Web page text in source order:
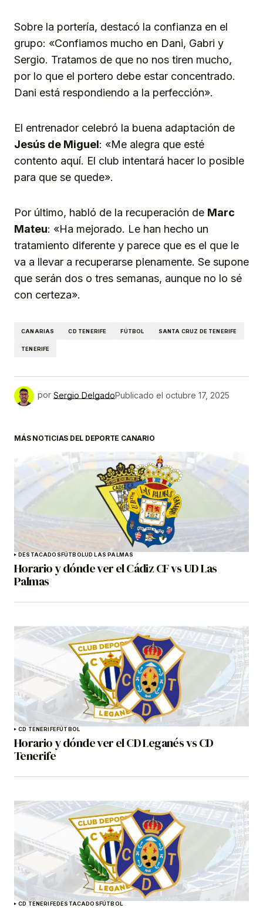
Sobre la portería, destacó la confianza en el
grupo: «Confiamos mucho en Dani, Gabri y
Sergio. Tratamos de que no nos tiren mucho,
por lo que el portero debe estar concentrado.
Dani está respondiendo a la perfección».
El entrenador celebró la buena adaptación de
Jesús de Miguel: «Me alegra que esté
contento aquí. El club intentará hacer lo posible
para que se quede».
Por último, habló de la recuperación de Marc
Mateu: «Ha mejorado. Le han hecho un
tratamiento diferente y parece que es el que le
va a llevar a recuperarse plenamente. Se supone
que serán dos o tres semanas, aunque no lo sé
con certeza».
CANARIAS CD TENERIFE FÚTBOL SANTA CRUZ DE TENERIFE
TENERIFE
por Sergio DelgadoPublicado el octubre 17, 2025
MÁS NOTICIAS DEL DEPORTE CANARIO
DESTACADOS FÚTBOLUD LAS PALMAS
Horario y dónde ver el Cádiz CF vs UD Las
Palmas
CD TENERIFEFÚTBOL
Horario y dónde ver el CD Leganés vs CD
Tenerife
CD TENERIFEDESTACADOS FÚTBOL